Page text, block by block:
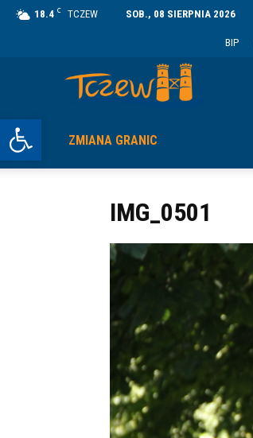
Otwórz pasek narzędzi
18.4 C TCZEW SOB., 08 SIERPNIA 2026
BIP
ZMIANA GRANIC
IMG_0501